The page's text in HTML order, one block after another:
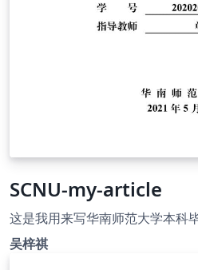
SCNU-my-article
这是我用来写华南师范大学本科
吴梓祺